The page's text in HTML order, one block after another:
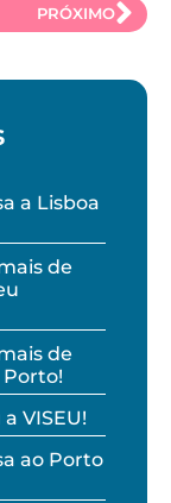
PRÓXIMO
a Lisboa
de
de
Porto!
VISEU!
ao Porto